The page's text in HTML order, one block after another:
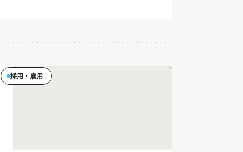
採用・雇用